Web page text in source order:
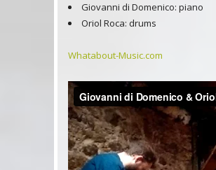
Giovanni di Domenico: piano
Oriol Roca: drums
Whatabout-Music.com